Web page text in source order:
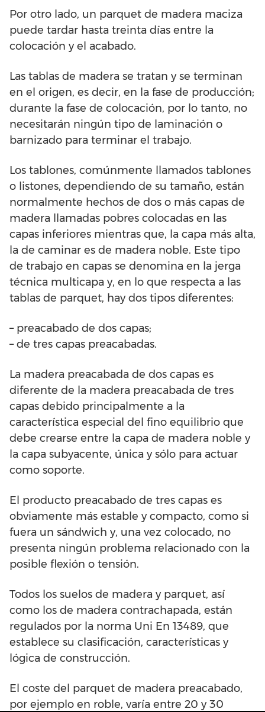
Por otro lado, un parquet de madera maciza
puede tardar hasta treinta días entre la
colocación y el acabado.
Las tablas de madera se tratan y se terminan
en el origen, es decir, en la fase de producción;
durante la fase de colocación, por lo tanto, no
necesitarán ningún tipo de laminación o
barnizado para terminar el trabajo.
Los tablones, comúnmente llamados tablones
o listones, dependiendo de su tamaño, están
normalmente hechos de dos o más capas de
madera llamadas pobres colocadas en las
capas inferiores mientras que, la capa más alta,
la de caminar es de madera noble. Este tipo
de trabajo en capas se denomina en la jerga
técnica multicapa y, en lo que respecta a las
tablas de parquet, hay dos tipos diferentes:
– preacabado de dos capas;
– de tres capas preacabadas.
La madera preacabada de dos capas es
diferente de la madera preacabada de tres
capas debido principalmente a la
característica especial del fino equilibrio que
debe crearse entre la capa de madera noble y
la capa subyacente, única y sólo para actuar
como soporte.
El producto preacabado de tres capas es
obviamente más estable y compacto, como si
fuera un sándwich y, una vez colocado, no
presenta ningún problema relacionado con la
posible flexión o tensión.
Todos los suelos de madera y parquet, así
como los de madera contrachapada, están
regulados por la norma Uni En 13489, que
establece su clasificación, características y
lógica de construcción.
El coste del parquet de madera preacabado,
por ejemplo en roble, varía entre 20 y 30